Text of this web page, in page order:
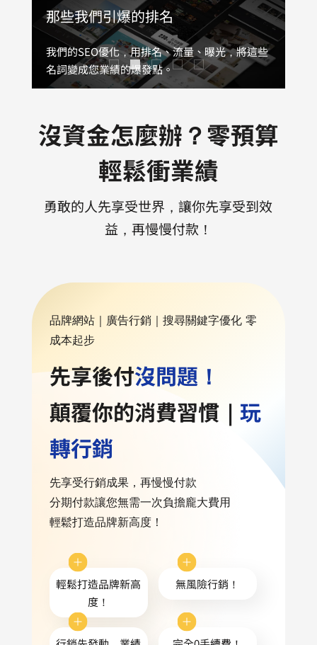
想透過網站提升品牌流量嗎？
我們的網頁設計不僅質感完美呈現，更能讓品牌
在一秒內引起共鳴，留下難以磨滅的印象。
那些我們引爆的排名
我們的SEO優化，用排名、流量、曝光，將這些
名詞變成您業績的爆發點。
找出品牌痛點，業績提升200%
不談理論，用數據說話、只看真實成果，有效助
您於紅海市場中脫穎而出，推動業績的增長。
Line廣告 Dcard廣告
燃爆你的社群，品牌聲量倍增
我們的小編與企劃，旨在讓品牌引發話題並與市
場建立深厚連接。
Google商家維護 官方Line@經營
一站式行銷，創造品牌最大效益
我們將您的品牌以全新的方式帶入網路市場，將
您的客戶陷入不能不買的銷售環境中。
沒資金怎麼辦？零預算
輕鬆衝業績
勇敢的人先享受世界，讓你先享受到效
益，再慢慢付款！
品牌網站｜廣告行銷｜搜尋關鍵字優化 零
成本起步
先享後付沒問題！
顛覆你的消費習慣｜ 玩
轉行銷
先享受行銷成果，再慢慢付款
分期付款讓您無需一次負擔龐大費用
輕鬆打造品牌新高度！
輕鬆打造品牌新高
度！
無風險行銷！